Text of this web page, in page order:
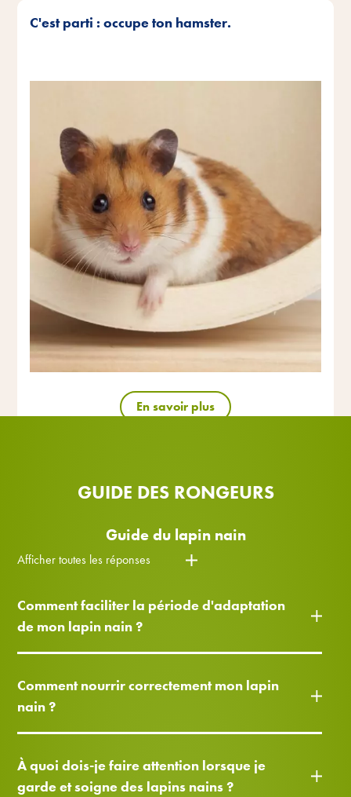
C'est parti : occupe ton hamster.
En savoir plus
GUIDE DES RONGEURS
Guide du lapin nain
Afficher toutes les réponses
Comment faciliter la période d'adaptation
de mon lapin nain ?
Comment nourrir correctement mon lapin
nain ?
À quoi dois-je faire attention lorsque je
garde et soigne des lapins nains ?